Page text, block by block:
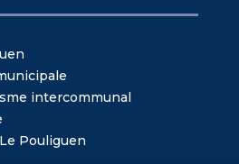
intercommunal
Pouliguen